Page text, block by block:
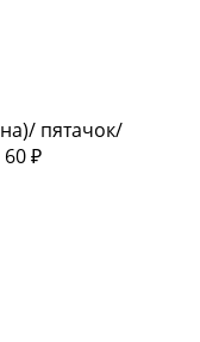
пятачок/
60 ₽